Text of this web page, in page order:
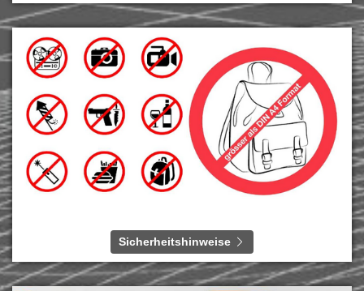
Sicherheitshinweise